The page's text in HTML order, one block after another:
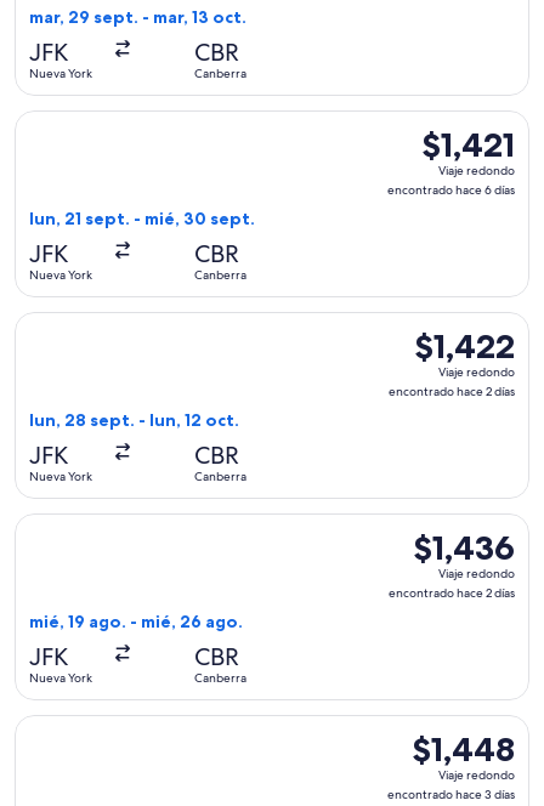
mar, 29 sept. - mar, 13 oct.
JFK
Nueva York
CBR
Canberra
$1,421
Viaje
redondo,
$1,421
Viaje redondo
encontrado hace 6 días
lun, 21 sept. - mié, 30 sept.
JFK
Nueva York
CBR
Canberra
Seleccionar vuelo de American Airlines, con salida el lun,
$1,422
Viaje
redondo,
$1,422
Viaje redondo
encontrado hace 2 días
lun, 28 sept. - lun, 12 oct.
JFK
Nueva York
CBR
Canberra
Seleccionar vuelo de American Airlines, con salida el lun,
$1,436
Viaje
redondo,
$1,436
Viaje redondo
encontrado hace 2 días
mié, 19 ago. - mié, 26 ago.
JFK
Nueva York
CBR
Canberra
Seleccionar vuelo de Qantas Airways, con salida el mié, 19
$1,448
Viaje
redondo,
$1,448
Viaje redondo
encontrado hace 3 días
Seleccionar vuelo de American Airlines, con salida el mar,